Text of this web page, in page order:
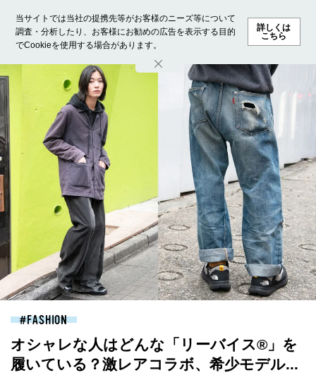
当サイトでは当社の提携先等がお客様のニーズ等について
調査・分析したり、お客様にお勧めの広告を表示する目的
でCookieを使用する場合があります。
詳しくは
こちら
ホーム モデル募集 ランキング ファッション ビューテ
FASHION
オシャレな人はどんな「リーバイス®︎」を
履いている？激レアコラボ、希少モデル...